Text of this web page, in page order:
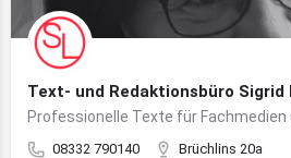
Text- und Redaktionsbüro Sigrid
08332 790140 Brüchlins 20a